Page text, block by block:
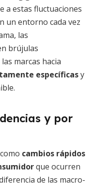
a estas fluctuaciones
un entorno cada vez
las
brújulas
marcas hacia
específicasy
y por
cambios rápidos
que ocurren
de las macro-